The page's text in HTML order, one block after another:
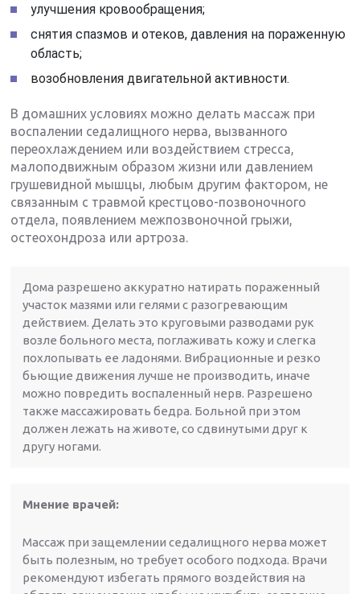
улучшения кровообращения;
снятия спазмов и отеков, давления на пораженную
область;
возобновления двигательной активности.
В домашних условиях можно делать массаж при
воспалении седалищного нерва, вызванного
переохлаждением или воздействием стресса,
малоподвижным образом жизни или давлением
грушевидной мышцы, любым другим фактором, не
связанным с травмой крестцово-позвоночного
отдела, появлением межпозвоночной грыжи,
остеохондроза или артроза.
Дома разрешено аккуратно натирать пораженный
участок мазями или гелями с разогревающим
действием. Делать это круговыми разводами рук
возле больного места, поглаживать кожу и слегка
похлопывать ее ладонями. Вибрационные и резко
бьющие движения лучше не производить, иначе
можно повредить воспаленный нерв. Разрешено
также массажировать бедра. Больной при этом
должен лежать на животе, со сдвинутыми друг к
другу ногами.
Мнение врачей:
Массаж при защемлении седалищного нерва может
быть полезным, но требует особого подхода. Врачи
рекомендуют избегать прямого воздействия на